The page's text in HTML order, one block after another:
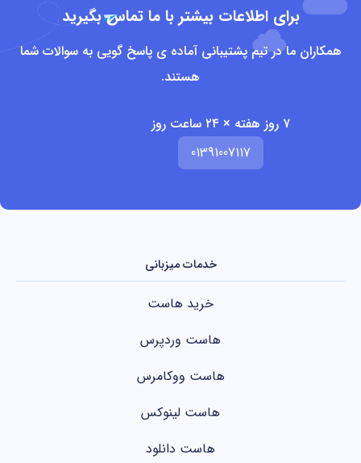
برای اطلاعات بیشتر با ما تماس بگیرید
همکاران ما در تیم پشتیبانی آماده ی پاسخ گویی به سوالات شما
هستند.
۷ روز هفته × ۲۴ ساعت روز
01391007117
خدمات میزبانی
خرید هاست
هاست وردپرس
هاست ووکامرس
هاست لینوکس
هاست دانلود